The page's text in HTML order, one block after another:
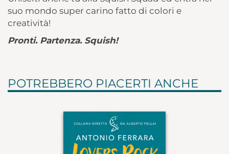
suo mondo super carino fatto di colori e
creatività!
Pronti. Partenza. Squish!
POTREBBERO PIACERTI ANCHE